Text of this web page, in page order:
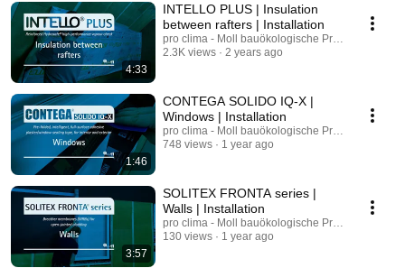
4:33
INTELLO PLUS | Insulation
between rafters | Installation
pro clima - Moll bauökologische Produkte GmbH
2.3K views
2 years ago
1:46
CONTEGA SOLIDO IQ-X |
Windows | Installation
pro clima - Moll bauökologische Produkte GmbH
748 views
1 year ago
3:57
SOLITEX FRONTA series |
Walls | Installation
pro clima - Moll bauökologische Produkte GmbH
130 views
1 year ago